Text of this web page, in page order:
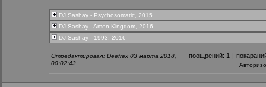
DJ Sashay - Psychosomatic, 2015
DJ Sashay - Amen Kingdom, 2016
DJ Sashay - 1993, 2016
Отредактировал: Deefrex 03 марта 2018,
00:02:43
поощрений: 1 |